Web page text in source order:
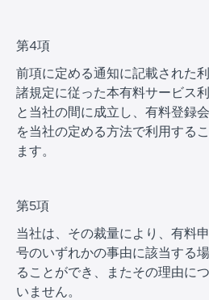
第4項
前項に定める通知に記載された
諸規定に従った本有料サービス
と当社の間に成立し、有料登録
を当社の定める方法で利用する
ます。
第5項
当社は、その裁量により、有料
号のいずれかの事由に該当する
ることができ、またその理由に
いません。